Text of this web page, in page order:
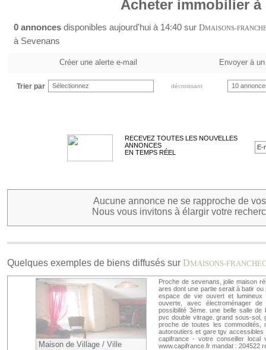
Acheter immobilier à
0 annonces disponibles aujourd'hui à 14:40 sur DMAISONS-
à Sevenans
Créer une alerte e-mail Envoyer à
Trier par Sélectionnez décroissant 10
RECEVEZ TOUTES LES NOUVELLES
ANNONCES
EN TEMPS RÉEL
Aucune annonce ne se rapproche de
Nous vous invitons à élargir votre
Quelques exemples de biens diffusés sur DMAISONS-
Maison de Village / Ville
Proche de sevenans, jolie maison
ares dont une partie serait à batir
espace de vie ouvert et lumineux
ouverte, avec électroménager
possibilité 3ème. une belle salle
pvc double vitrage. grand sous-sol,
proche de toutes les commodités,
autoroutiers et gare tgv
capifrance - votre conseiller
www.capifrance.fr mandat : 204522